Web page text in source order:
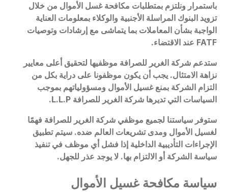
باستمرار ونلتزم بمتطلبات مكافحة غسل الأموال من خلال
تزويد البنوك المراسلة الأجنبية والوكلاء بمعلومات العناية
الواجبة بشأن المعاملات بما يتماشى مع إرشادات وتوصيات
FATF عند الاقتضاء.
ستدعم شركة الغرير للصرافة موظفيها لتحقيق أعلى معايير
نزاهة الامتثال. يجب أن يكون موظفونا على دراية بكل من
التزام الشركة بمنع غسيل الأموال ومسؤولياتهم بموجب
السياسات التي تديرها شركة الغرير للصرافة L.L.P.
ستوفر سياستنا لجميع موظفي شركة الغرير للصرافة فهمًا
لغسيل الأموال ومدى تشريعات العالم ضده. سيتم تطبيق
الإجراءات التأديبية الداخلية إذا فشل أي موظف في تنفيذ
سياسة الشركة أو الالتزام بها. لا يوجد عذر للجهل.
سياسة مكافحة غسيل الأموال